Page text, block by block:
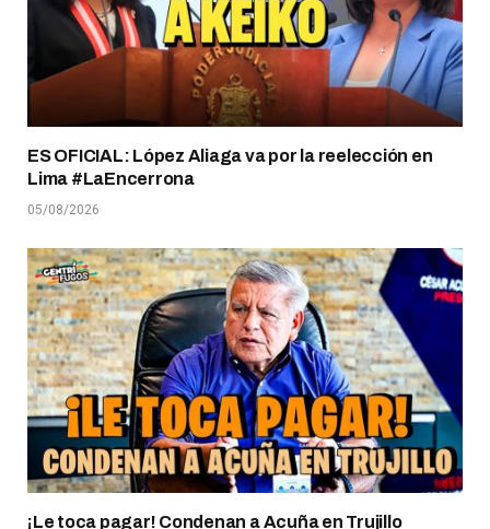
ES OFICIAL: López Aliaga va por la reelección en
Lima #LaEncerrona
05/08/2026
¡Le toca pagar! Condenan a Acuña en Trujillo